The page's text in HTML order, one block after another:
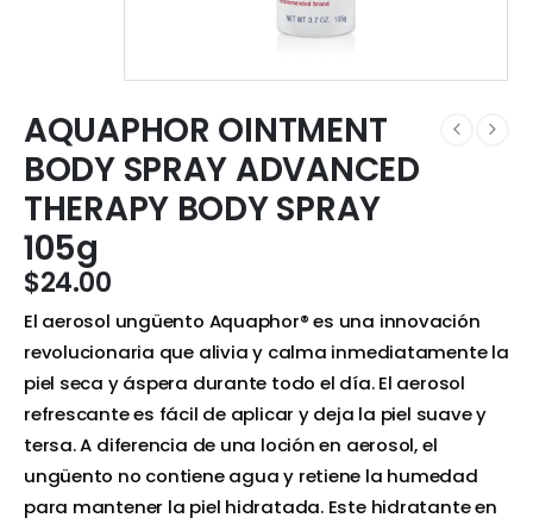
AQUAPHOR OINTMENT
BODY SPRAY ADVANCED
THERAPY BODY SPRAY
105g
$24.00
El aerosol ungüento Aquaphor® es una innovación
revolucionaria que alivia y calma inmediatamente la
piel seca y áspera durante todo el día. El aerosol
refrescante es fácil de aplicar y deja la piel suave y
tersa. A diferencia de una loción en aerosol, el
ungüento no contiene agua y retiene la humedad
para mantener la piel hidratada. Este hidratante en